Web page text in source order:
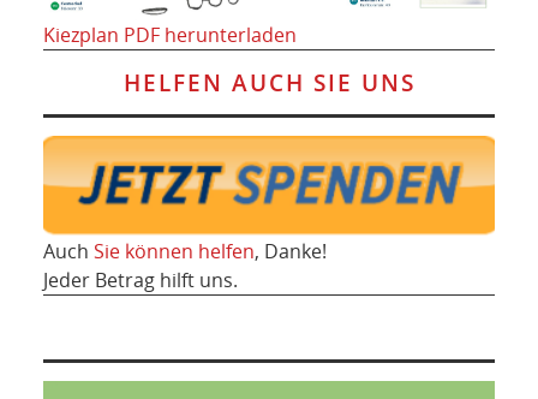
Kiezplan PDF herunterladen
HELFEN AUCH SIE UNS
Auch Sie können helfen, Danke!
Jeder Betrag hilft uns.